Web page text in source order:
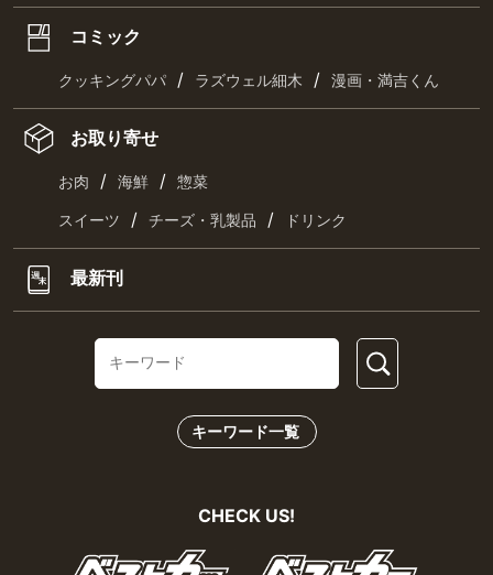
コミック
クッキングパパ / ラズウェル細木 / 漫画・満吉くん
お取り寄せ
お肉 / 海鮮 / 惣菜
スイーツ / チーズ・乳製品 / ドリンク
最新刊
キーワード一覧
CHECK US!